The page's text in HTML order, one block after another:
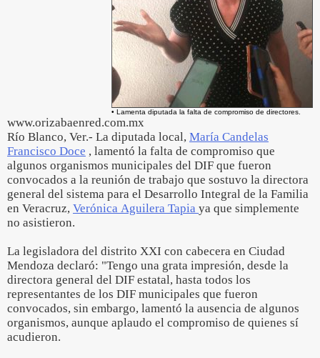
• Lamenta diputada la falta de compromiso de directores.
www.orizabaenred.com.mx
Río Blanco, Ver.- La diputada local, María Candelas
Francisco Doce , lamentó la falta de compromiso que
algunos organismos municipales del DIF que fueron
convocados a la reunión de trabajo que sostuvo la directora
general del sistema para el Desarrollo Integral de la Familia
en Veracruz, Verónica Aguilera Tapia ya que simplemente
no asistieron.
La legisladora del distrito XXI con cabecera en Ciudad
Mendoza declaró: "Tengo una grata impresión, desde la
directora general del DIF estatal, hasta todos los
representantes de los DIF municipales que fueron
convocados, sin embargo, lamentó la ausencia de algunos
organismos, aunque aplaudo el compromiso de quienes sí
acudieron.